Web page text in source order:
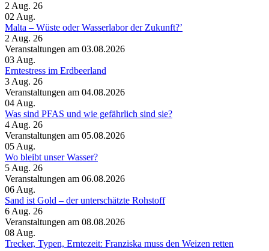
2 Aug. 26
02 Aug.
Malta – Wüste oder Wasserlabor der Zukunft?’
2 Aug. 26
Veranstaltungen am 03.08.2026
03 Aug.
Erntestress im Erdbeerland
3 Aug. 26
Veranstaltungen am 04.08.2026
04 Aug.
Was sind PFAS und wie gefährlich sind sie?
4 Aug. 26
Veranstaltungen am 05.08.2026
05 Aug.
Wo bleibt unser Wasser?
5 Aug. 26
Veranstaltungen am 06.08.2026
06 Aug.
Sand ist Gold – der unterschätzte Rohstoff
6 Aug. 26
Veranstaltungen am 08.08.2026
08 Aug.
Trecker, Typen, Erntezeit: Franziska muss den Weizen retten